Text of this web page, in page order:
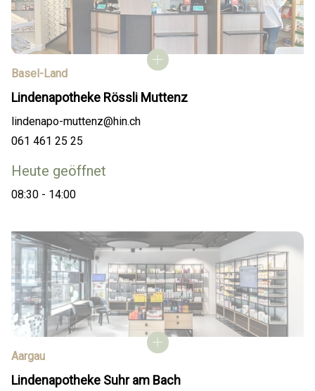
Basel-Land
Lindenapotheke Rössli Muttenz
lindenapo-muttenz@hin.ch
061 461 25 25
Heute geöffnet
08:30 - 14:00
Aargau
Lindenapotheke Suhr am Bach